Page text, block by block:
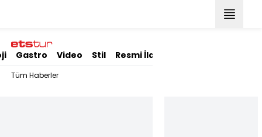
Gastro Video Stil Resmi İlanlar
Tüm Haberler